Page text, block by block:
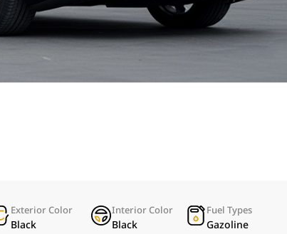
Exterior Color
Black
Interior Color
Black
Fuel Types
Gazoline